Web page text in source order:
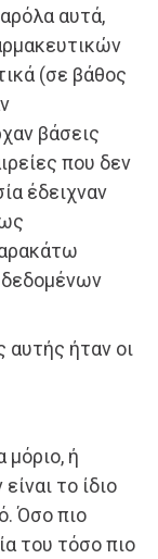
αυτά,
(σε βάθος
βάσεις
που δεν
έδειχναν
αυτής ήταν οι
μόριο, ή
το ίδιο
Όσο πιο
του τόσο πιο